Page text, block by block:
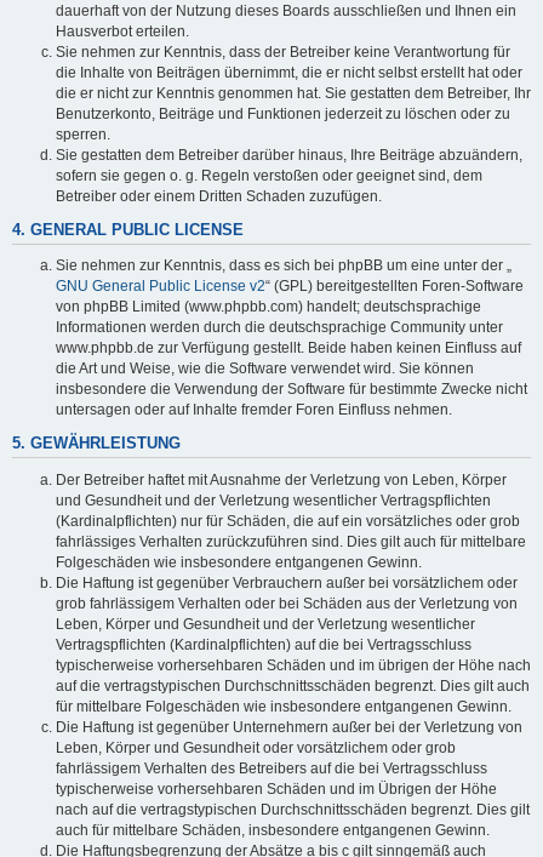
dauerhaft von der Nutzung dieses Boards ausschließen und Ihnen ein
Hausverbot erteilen.
Sie nehmen zur Kenntnis, dass der Betreiber keine Verantwortung für
die Inhalte von Beiträgen übernimmt, die er nicht selbst erstellt hat oder
die er nicht zur Kenntnis genommen hat. Sie gestatten dem Betreiber, Ihr
Benutzerkonto, Beiträge und Funktionen jederzeit zu löschen oder zu
sperren.
Sie gestatten dem Betreiber darüber hinaus, Ihre Beiträge abzuändern,
sofern sie gegen o. g. Regeln verstoßen oder geeignet sind, dem
Betreiber oder einem Dritten Schaden zuzufügen.
4. GENERAL PUBLIC LICENSE
Sie nehmen zur Kenntnis, dass es sich bei phpBB um eine unter der „
GNU General Public License v2“ (GPL) bereitgestellten Foren-Software
von phpBB Limited (www.phpbb.com) handelt; deutschsprachige
Informationen werden durch die deutschsprachige Community unter
www.phpbb.de zur Verfügung gestellt. Beide haben keinen Einfluss auf
die Art und Weise, wie die Software verwendet wird. Sie können
insbesondere die Verwendung der Software für bestimmte Zwecke nicht
untersagen oder auf Inhalte fremder Foren Einfluss nehmen.
5. GEWÄHRLEISTUNG
Der Betreiber haftet mit Ausnahme der Verletzung von Leben, Körper
und Gesundheit und der Verletzung wesentlicher Vertragspflichten
(Kardinalpflichten) nur für Schäden, die auf ein vorsätzliches oder grob
fahrlässiges Verhalten zurückzuführen sind. Dies gilt auch für mittelbare
Folgeschäden wie insbesondere entgangenen Gewinn.
Die Haftung ist gegenüber Verbrauchern außer bei vorsätzlichem oder
grob fahrlässigem Verhalten oder bei Schäden aus der Verletzung von
Leben, Körper und Gesundheit und der Verletzung wesentlicher
Vertragspflichten (Kardinalpflichten) auf die bei Vertragsschluss
typischerweise vorhersehbaren Schäden und im übrigen der Höhe nach
auf die vertragstypischen Durchschnittsschäden begrenzt. Dies gilt auch
für mittelbare Folgeschäden wie insbesondere entgangenen Gewinn.
Die Haftung ist gegenüber Unternehmern außer bei der Verletzung von
Leben, Körper und Gesundheit oder vorsätzlichem oder grob
fahrlässigem Verhalten des Betreibers auf die bei Vertragsschluss
typischerweise vorhersehbaren Schäden und im Übrigen der Höhe
nach auf die vertragstypischen Durchschnittsschäden begrenzt. Dies gilt
auch für mittelbare Schäden, insbesondere entgangenen Gewinn.
Die Haftungsbegrenzung der Absätze a bis c gilt sinngemäß auch